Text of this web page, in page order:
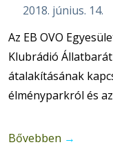
2018. június. 14.
Az EB OVO
Klubrádió
átalakításának
élményparkról és
Bővebben →